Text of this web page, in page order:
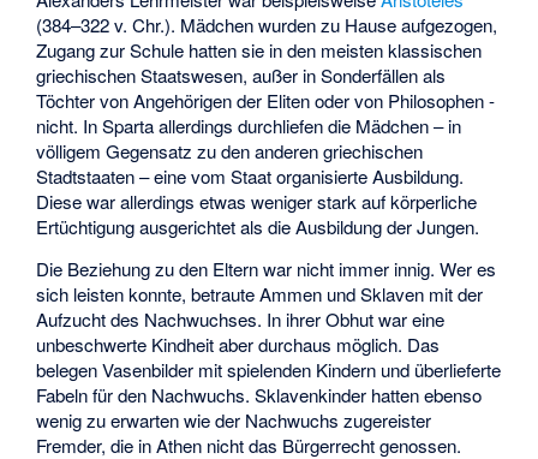
(384–322 v. Chr.). Mädchen wurden zu Hause aufgezogen,
Zugang zur Schule hatten sie in den meisten klassischen
griechischen Staatswesen, außer in Sonderfällen als
Töchter von Angehörigen der Eliten oder von Philosophen -
nicht. In Sparta allerdings durchliefen die Mädchen – in
völligem Gegensatz zu den anderen griechischen
Stadtstaaten – eine vom Staat organisierte Ausbildung.
Diese war allerdings etwas weniger stark auf körperliche
Ertüchtigung ausgerichtet als die Ausbildung der Jungen.
Die Beziehung zu den Eltern war nicht immer innig. Wer es
sich leisten konnte, betraute Ammen und Sklaven mit der
Aufzucht des Nachwuchses. In ihrer Obhut war eine
unbeschwerte Kindheit aber durchaus möglich. Das
belegen Vasenbilder mit spielenden Kindern und überlieferte
Fabeln für den Nachwuchs. Sklavenkinder hatten ebenso
wenig zu erwarten wie der Nachwuchs zugereister
Fremder, die in Athen nicht das Bürgerrecht genossen.